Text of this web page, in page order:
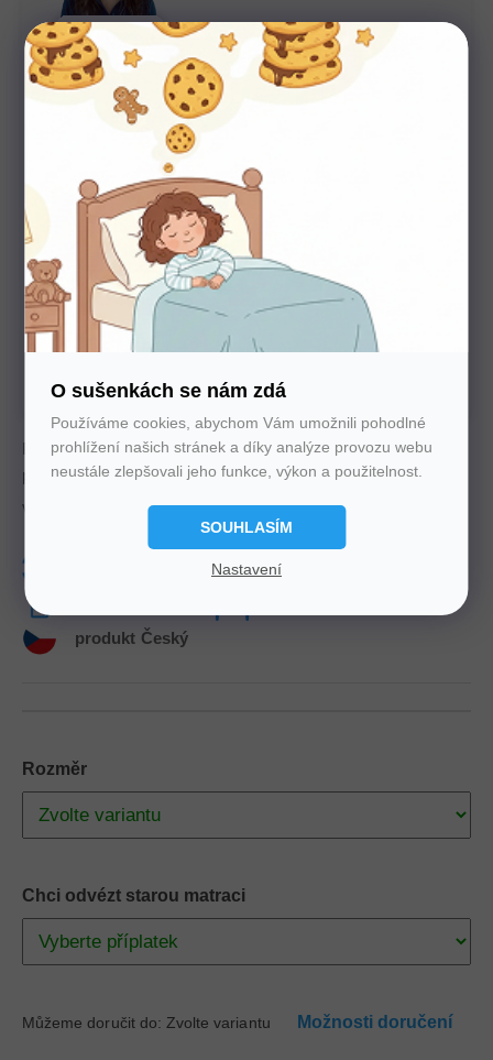
O sušenkách se nám zdá
Používáme cookies, abychom Vám umožnili pohodlné
prohlížení našich stránek a díky analýze provozu webu
neustále zlepšovali jeho funkce, výkon a použitelnost.
SOUHLASÍM
Nastavení
Potřebujete poradit s výběrem?
Nechte nám na sebe číslo. Zavoláme vám a se vším
U nás nakupujte bez starostí
záruka. Záruční i pozáruční servis.
Rozměr
Chci odvézt starou matraci
Můžeme doručit do: Zvolte variantu Možnosti doručení
Prémiová matrace s MultiPocket pružinami a paměťovou
pěnou. Vysoká nosnost, potah Tencel®, skvělé ortopedické
vlastnosti a maximální komfort při každé poloze.
Nosnost
Český
produkt